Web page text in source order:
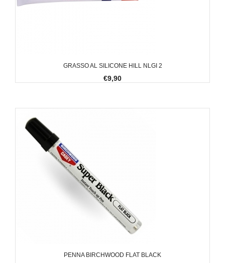
GRASSO AL SILICONE HILL NLGI 2
€9,90
PENNA BIRCHWOOD FLAT BLACK